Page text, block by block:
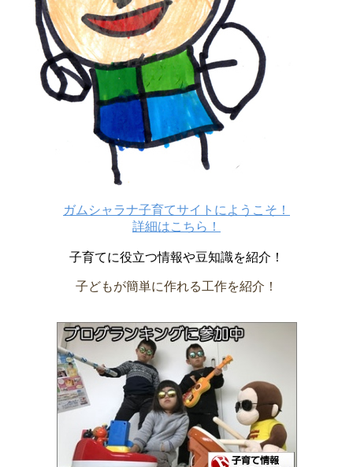
ガムシャラナ子育てサイトにようこそ！
詳細はこちら！
子育てに役立つ情報や豆知識を紹介！
子どもが簡単に作れる工作を紹介！